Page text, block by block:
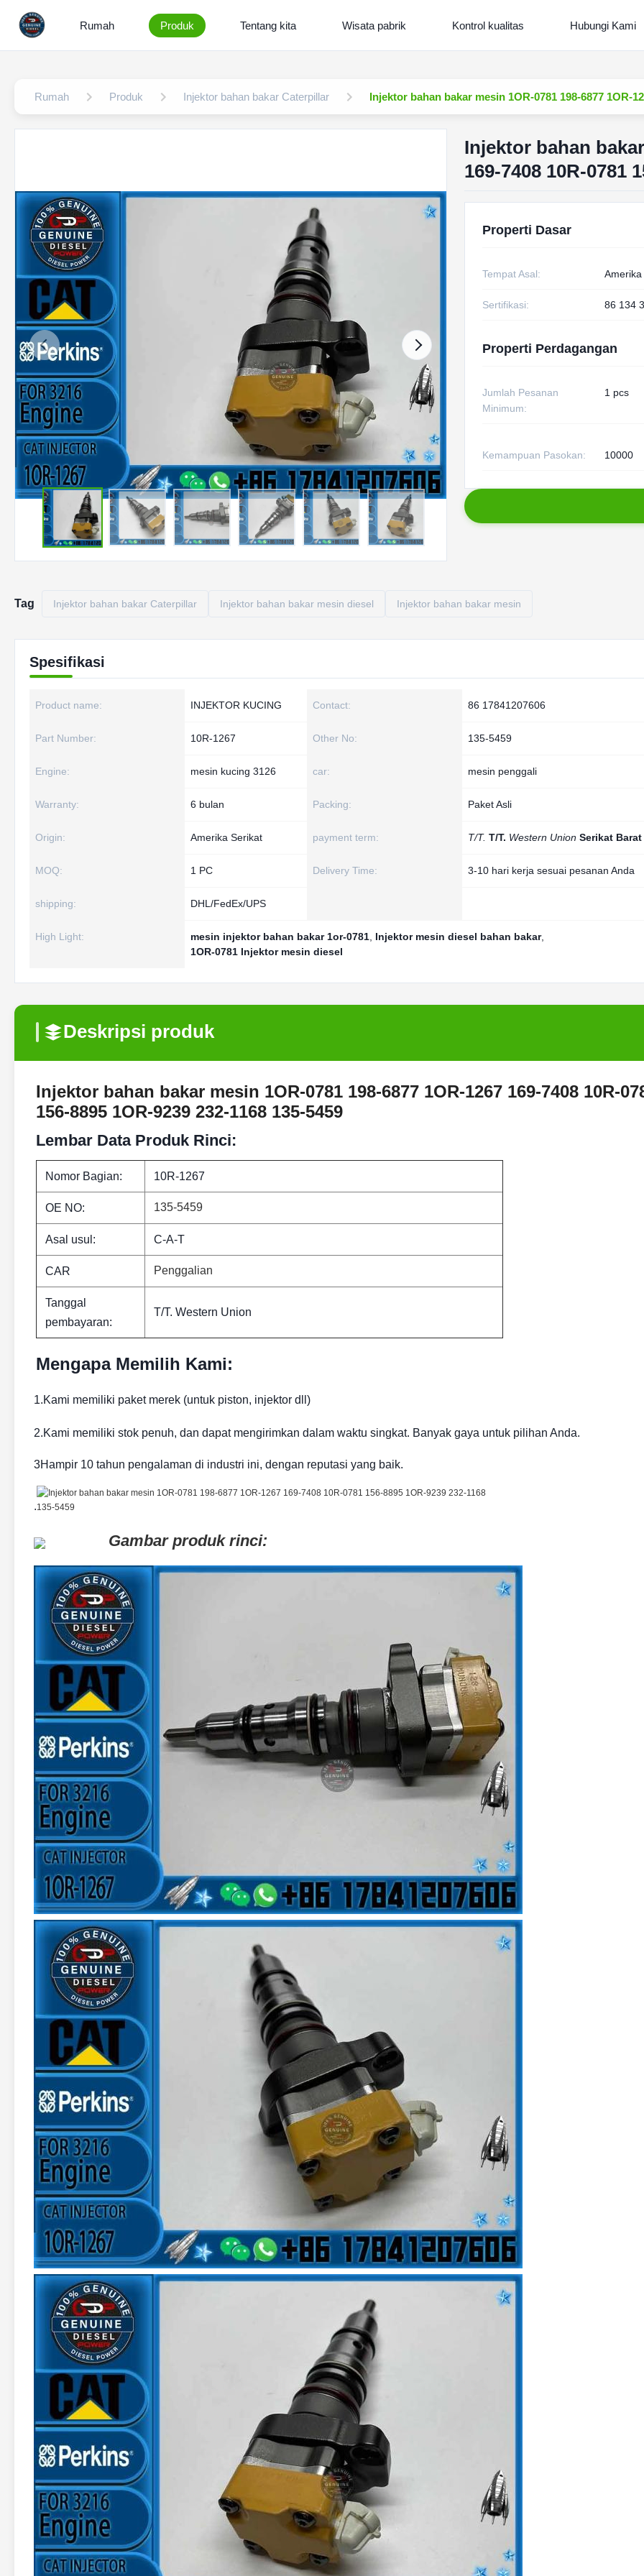
Rumah Produk Tentang kita Wisata pabrik Kontrol kualitas Hubungi Kami
Rumah Produk Injektor bahan bakar Caterpillar Injektor bahan bakar mesin 1OR-0781 198-6877 1OR-
Injektor bahan
169-7408 10R-0781
Properti Dasar
Tempat Asal:
Sertifikasi: 86 134
Properti Perdagangan
Jumlah Pesanan
Minimum:
1 pcs
Kemampuan Pasokan: 10000
Tag Injektor bahan bakar Caterpillar Injektor bahan bakar mesin diesel Injektor bahan bakar mesin
Spesifikasi
Product name: INJEKTOR KUCING Contact: 86 17841207606
Part Number: 10R-1267 Other No: 135-5459
Engine: mesin kucing 3126 car: mesin penggali
Warranty: 6 bulan Packing: Paket Asli
Origin: Amerika Serikat payment term: T/T. T/T. Western Union Serikat Barat
MOQ: 1 PC Delivery Time: 3-10 hari kerja sesuai pesanan Anda
shipping: DHL/FedEx/UPS
High Light: mesin injektor bahan bakar 1or-0781 Injektor mesin diesel bahan bakar,
1OR-0781 Injektor mesin diesel
Deskripsi produk
Injektor bahan bakar mesin 1OR-0781 198-6877 1OR-1267 169-7408 10R-
156-8895 1OR-9239 232-1168 135-5459
Lembar Data Produk Rinci:
Nomor Bagian: 10R-1267
OE NO: 135-5459
Asal usul: C-A-T
CAR Penggalian
Tanggal
pembayaran:
T/T. Western Union
Mengapa Memilih Kami:
1.Kami memiliki paket merek (untuk piston, injektor dll)
2.Kami memiliki stok penuh, dan dapat mengirimkan dalam waktu singkat. Banyak gaya untuk pilihan Anda.
3Hampir 10 tahun pengalaman di industri ini, dengan reputasi yang baik.
.
Gambar produk rinci: